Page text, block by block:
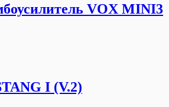
VOX MINI3
I (V.2)